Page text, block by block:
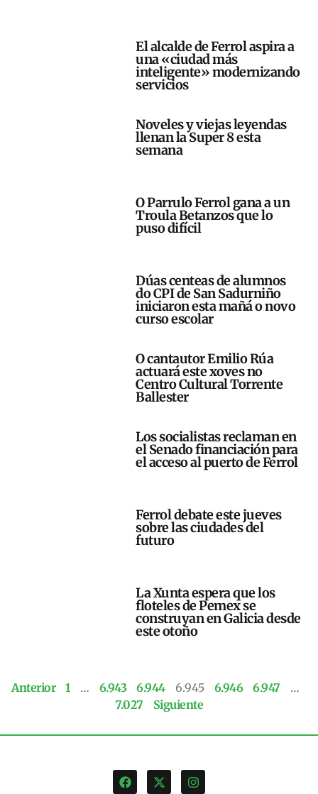
El alcalde de Ferrol aspira a
una «ciudad más
inteligente» modernizando
servicios
Noveles y viejas leyendas
llenan la Super 8 esta
semana
O Parrulo Ferrol gana a un
Troula Betanzos que lo
puso difícil
Dúas centeas de alumnos
do CPI de San Sadurniño
iniciaron esta mañá o novo
curso escolar
O cantautor Emilio Rúa
actuará este xoves no
Centro Cultural Torrente
Ballester
Los socialistas reclaman en
el Senado financiación para
el acceso al puerto de Ferrol
Ferrol debate este jueves
sobre las ciudades del
futuro
La Xunta espera que los
floteles de Pemex se
construyan en Galicia desde
este otoño
Anterior 1 … 6.943 6.944 6.945 6.946 6.947
…
7.027
Siguiente